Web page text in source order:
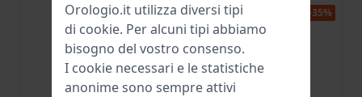
-35% -35%
Orologio.it utilizza diversi tipi
di cookie. Per alcuni tipi abbiamo
bisogno del vostro consenso.
I cookie necessari e le statistiche
anonime sono sempre attivi